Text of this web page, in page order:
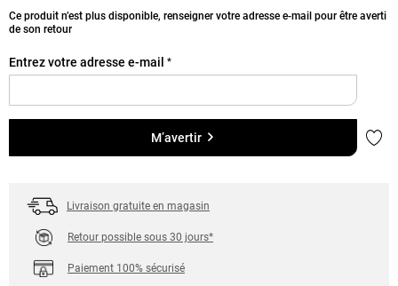
Ce produit n’est plus disponible, renseigner votre adresse e-mail pour être averti
de son retour
Entrez votre adresse e-mail *
M’avertir
Livraison gratuite en magasin
Retour possible sous 30 jours*
Paiement 100% sécurisé